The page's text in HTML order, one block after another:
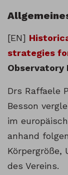
[EN]
strategies
Observatory
Drs Raffaele
Besson
im
anhand
Körpergröße,
des Vereins.